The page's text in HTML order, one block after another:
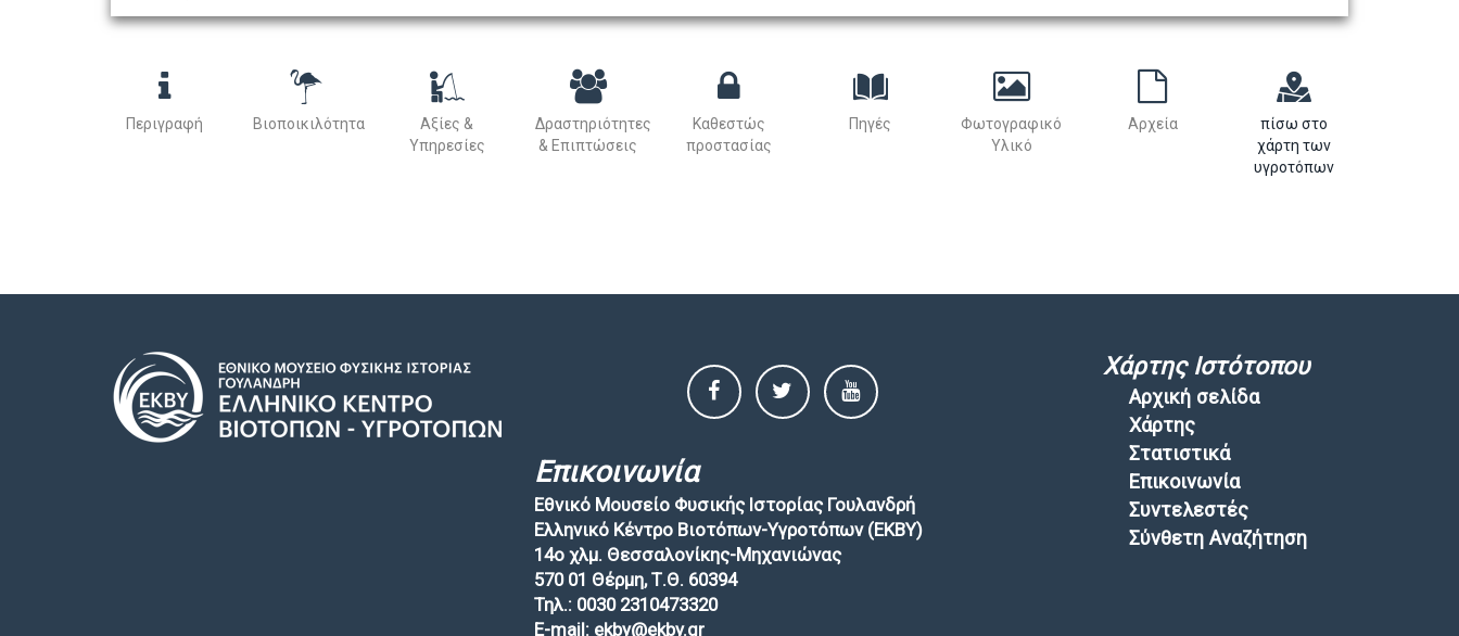
Περιγραφή Βιοποικιλότητα
Αξίες &
Υπηρεσίες
Δραστηριότητες
& Επιπτώσεις
Καθεστώς
προστασίας
Πηγές
Φωτογραφικό
Υλικό
Αρχεία
πίσω στο
χάρτη των
υγροτόπων
Επικοινωνία
Εθνικό Μουσείο Φυσικής Ιστορίας Γουλανδρή
Ελληνικό Κέντρο Βιοτόπων-Υγροτόπων (EKBY)
14ο χλμ. Θεσσαλονίκης-Μηχανιώνας
570 01 Θέρμη, Τ.Θ. 60394
Τηλ.: 0030 2310473320
E-mail: ekby@ekby.gr
Χάρτης Ιστότοπου
Αρχική σελίδα
Χάρτης
Στατιστικά
Επικοινωνία
Συντελεστές
Σύνθετη Αναζήτηση